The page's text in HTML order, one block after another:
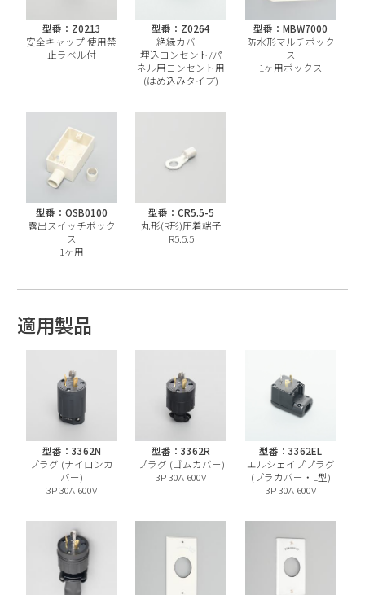
型番：Z0213
安全キャップ 使用禁
止ラベル付
型番：Z0264
絶縁カバー
埋込コンセント/パ
ネル用コンセント用
(はめ込みタイプ)
型番：MBW7000
防水形マルチボック
ス
1ヶ用ボックス
型番：OSB0100
露出スイッチボック
ス
1ヶ用
型番：CR5.5-5
丸形(R形)圧着端子
R5.5.5
適用製品
型番：3362N
プラグ (ナイロンカ
バー)
3P 30A 600V
型番：3362R
プラグ (ゴムカバー)
3P 30A 600V
型番：3362EL
エルシェイププラグ
(プラカバー・L型)
3P 30A 600V